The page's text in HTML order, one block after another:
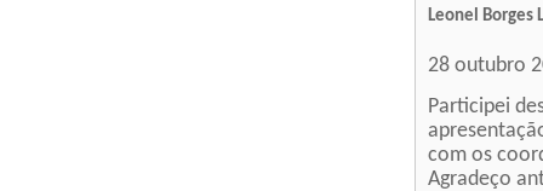
Leonel Borges
28 outubro
Participei
com os
Agradeço